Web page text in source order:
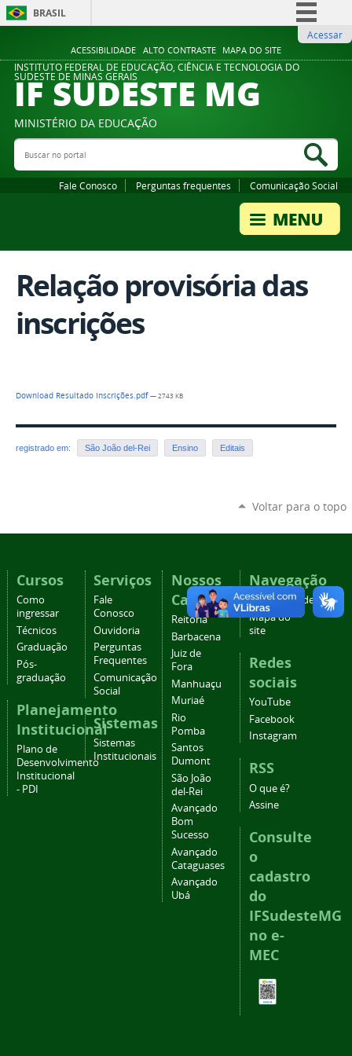
ACESSIBILIDADE ALTO CONTRASTE MAPA DO SITE
BRASIL
Comunica BR
Participe
Legislação
Acessar
INSTITUTO FEDERAL DE EDUCAÇÃO, CIÊNCIA E TECNOLOGIA DO
SUDESTE DE MINAS GERAIS
IF SUDESTE MG
MINISTÉRIO DA EDUCAÇÃO
Buscar no portal
Fale Conosco Perguntas frequentes Comunicação Social
Relação provisória das
inscrições
Download Resultado Inscrições.pdf— 2743 KB
registrado em: São João del-Rei Ensino Editais
Voltar para o topo
Cursos
Como
ingressar
Técnicos
Graduação
Pós-
graduação
Planejamento
Institucional
Plano de
Desenvolvimento
Institucional
- PDI
Serviços
Fale
Conosco
Ouvidoria
Perguntas
Frequentes
Comunicação
Social
Sistemas
Sistemas
Institucionais
Nossos
Campi
Reitoria
Barbacena
Juiz de
Fora
Manhuaçu
Muriaé
Rio
Pomba
Santos
Dumont
São João
del-Rei
Avançado
Bom
Sucesso
Avançado
Cataguases
Avançado
Ubá
Navegação
Acessibilidade
Mapa do
site
Redes
sociais
YouTube
Facebook
Instagram
RSS
O que é?
Assine
Consulte
o
cadastro
do
IFSudesteMG
no e-
MEC